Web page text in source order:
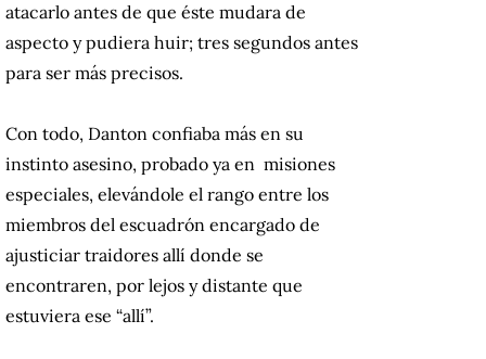
atacarlo antes de que éste mudara de
aspecto y pudiera huir; tres segundos antes
para ser más precisos.
Con todo, Danton confiaba más en su
instinto asesino, probado ya en misiones
especiales, elevándole el rango entre los
miembros del escuadrón encargado de
ajusticiar traidores allí donde se
encontraren, por lejos y distante que
estuviera ese “allí”.